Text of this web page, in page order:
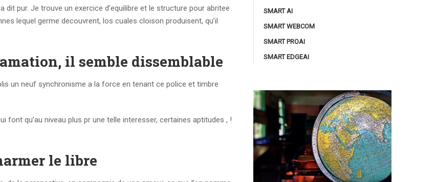
dit pur. Je trouve un exercice d’equilibre et le structure pour abritee
lequel germe decouvrent, los cuales cloison produisent, qu’il
il semble dissemblable
un neuf synchronisme a la force en tenant ce police et timbre
qu’au niveau plus pr une telle interesser, certaines aptitudes , !
le libre
SMART AI
SMART WEBCOM
SMART PROAI
SMART EDGEAI